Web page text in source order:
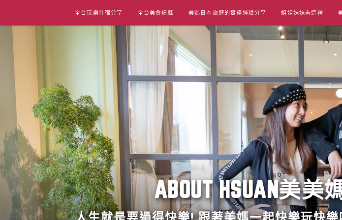
content
全台玩樂住宿分享 全台美食記錄 美媽日本旅遊的實務經驗分享 姐姐妹妹看這裡
ABOUT HSUAN美